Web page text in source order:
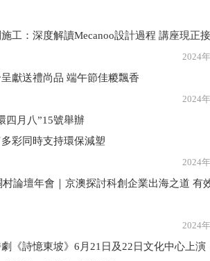
工：深度解讀Mecanoo設計過程 講座現正
年5月3
獻送禮尚品 端午節佳糉飄香
年5月2
四月八”15號舉辦
彩同時支持環保減塑
年5月2
村論壇年會｜京澳探討科創企業出海之道 有
年5月2
《詩憶東坡》6月21日及22日文化中心上演